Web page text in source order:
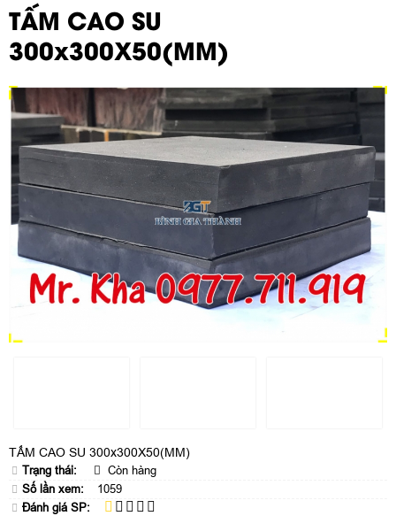
TẤM CAO SU
300x300X50(MM)
TẤM CAO SU 300x300X50(MM)
Trạng thái:
Còn hàng
Số lần xem:
1059
Đánh giá SP: